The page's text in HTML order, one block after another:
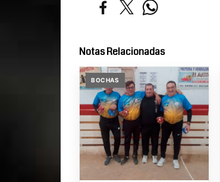
Notas Relacionadas
BOCHAS